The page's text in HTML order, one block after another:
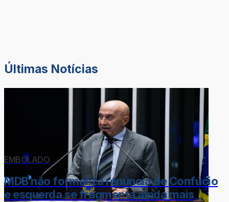
Últimas Notícias
EMBOLADO
MDB não formaliza renúncia de Confúcio
e esquerda se fragmenta ainda mais